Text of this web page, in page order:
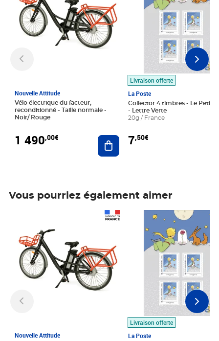
Nouvelle Attitude
Vélo électrique du facteur,
reconditionné - Taille normale -
Noir/ Rouge
1 490,00€ Ajouter au panier
Livraison offerte
La Poste
Collector 4 timbres - Le Petit
- Lettre Verte
20g / France
7,50€
Vous pourriez également aimer
Nouvelle Attitude
Livraison offerte
La Poste
Prix 7,50€